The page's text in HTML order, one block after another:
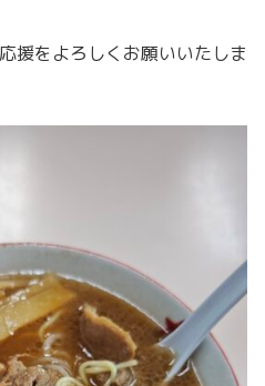
援をよろしくお願いいたしま